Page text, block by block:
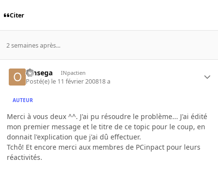
Citer
2 semaines après...
omsega INpactien
Posté(e) le 11 février 200818 a
AUTEUR
Merci à vous deux ^^. J'ai pu résoudre le problème... J'ai édité
mon premier message et le titre de ce topic pour le coup, en
donnait l'explication que j'ai dû effectuer.
Tchô! Et encore merci aux membres de PCinpact pour leurs
réactivités.